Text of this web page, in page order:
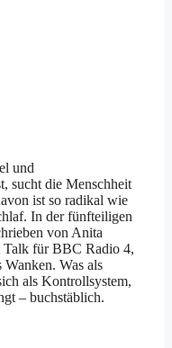
und
sucht die Menschheit
ist so radikal wie
In der fünfteiligen
von Anita
Talk für BBC Radio 4,
Was als
als Kontrollsystem,
– buchstäblich.